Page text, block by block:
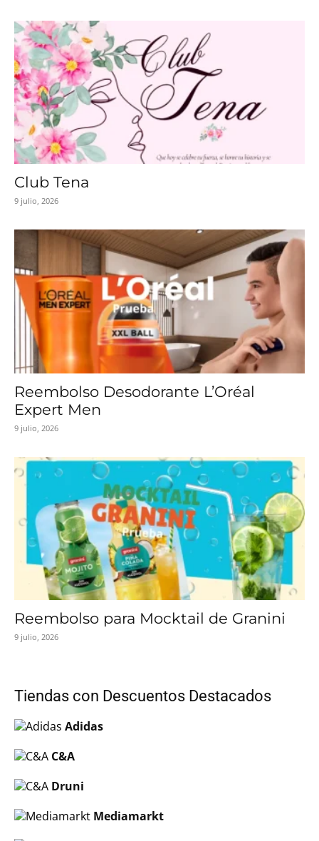
Club Tena
9 julio, 2026
Reembolso Desodorante L’Oréal
Expert Men
9 julio, 2026
Reembolso para Mocktail de Granini
9 julio, 2026
Tiendas con Descuentos Destacados
Adidas
C&A
Druni
Mediamarkt